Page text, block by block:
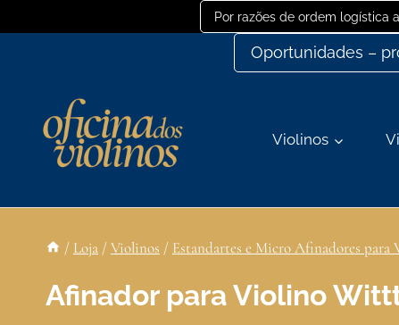
para
Por razões de ordem logística
Oportunidades –
Violinos
/ Loja /Violinos / Estandartes e Micro Afinadores para
Afinador para Violino